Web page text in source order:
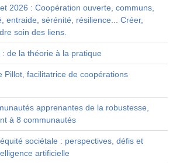
2026 : Coopération ouverte, communs,
entraide, sérénité, résilience... Créer,
soin des liens.
de la théorie à la pratique
Pillot, facilitatrice de coopérations
apprenantes de la robustesse,
à 8 communautés
sociétale : perspectives, défis et
artificielle